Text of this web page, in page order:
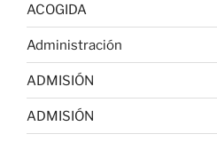
ACOGIDA
Administración
ADMISIÓN
ADMISIÓN